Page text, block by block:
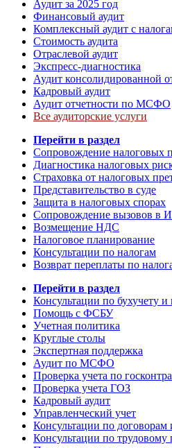
Аудит за 2025 год
Финансовый аудит
Комплексный аудит с
Стоимость аудита
Отраслевой аудит
Экспресс-диагностика
Аудит консолидированной
Кадровый аудит
Аудит отчетности по МСФО
Все аудиторские услуги
Перейти в раздел
Сопровождение налоговых
Диагностика налоговых
Страховка от налоговых
Представительство в суде
Защита в налоговых спорах
Сопровождение вызовов в
Возмещение НДС
Налоговое планирование
Консультации по налогам
Возврат переплаты по
Перейти в раздел
Консультации по бухучету и
Помощь с ФСБУ
Учетная политика
Круглые столы
Экспертная поддержка
Аудит по МСФО
Проверка учета по
Проверка учета ГОЗ
Кадровый аудит
Управленческий учет
Консультации по
Консультации по трудовому